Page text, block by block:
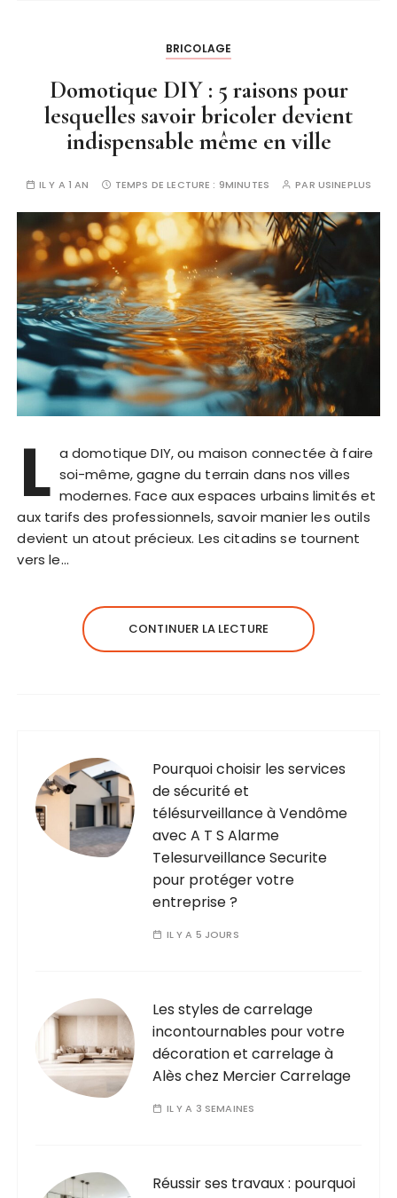
BRICOLAGE
Domotique DIY : 5 raisons pour
lesquelles savoir bricoler devient
indispensable même en ville
IL Y A 1 AN TEMPS DE LECTURE : 9MINUTES PAR USINEPLUS
L a domotique DIY, ou maison connectée à faire
soi-même, gagne du terrain dans nos villes
modernes. Face aux espaces urbains limités et
aux tarifs des professionnels, savoir manier les outils
devient un atout précieux. Les citadins se tournent
vers le…
CONTINUER LA LECTURE
Pourquoi choisir les services
de sécurité et
télésurveillance à Vendôme
avec A T S Alarme
Telesurveillance Securite
pour protéger votre
entreprise ?
IL Y A 5 JOURS
Les styles de carrelage
incontournables pour votre
décoration et carrelage à
Alès chez Mercier Carrelage
IL Y A 3 SEMAINES
Réussir ses travaux : pourquoi